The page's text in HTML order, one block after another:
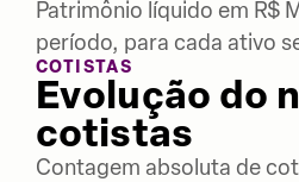
Patrimônio líquido em R$
período, para cada ativo
COTISTAS
Evolução do
cotistas
Contagem absoluta de